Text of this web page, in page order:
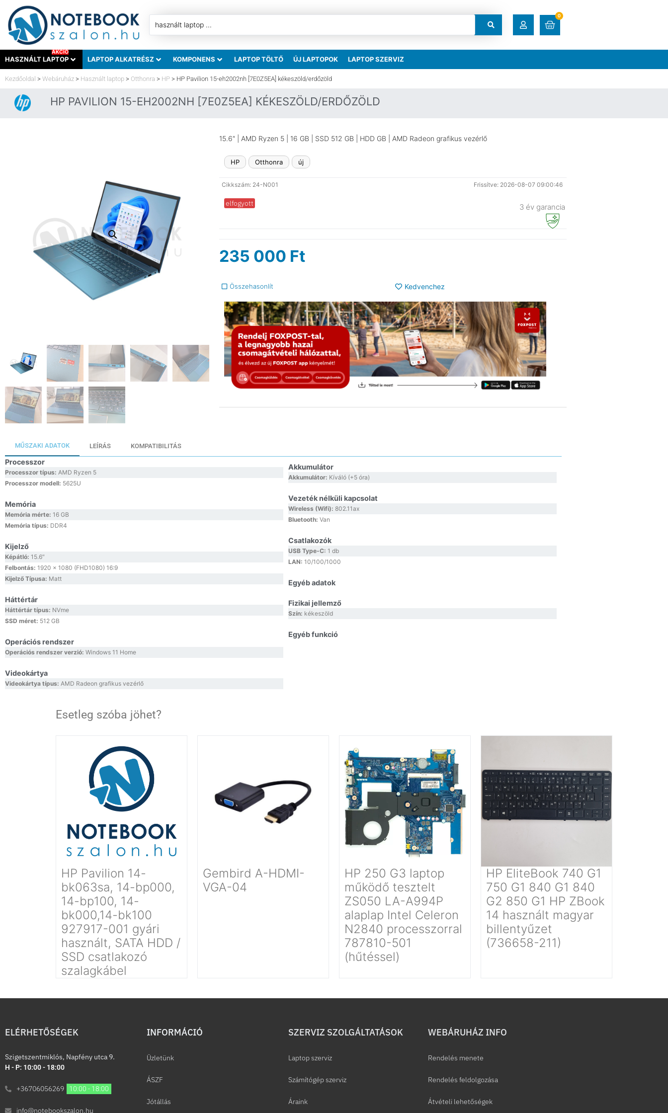
0
HASZNÁLT LAPTOP
AKCIÓ
LAPTOP ALKATRÉSZ KOMPONENS LAPTOP TÖLTŐ ÚJ LAPTOPOK LAPTOP SZERVIZ
Kezdőoldal > Webáruház > Használt laptop > Otthonra > HP > HP Pavilion 15-eh2002nh [7E0Z5EA] kékeszöld/erdőzöld
HP PAVILION 15-EH2002NH [7E0Z5EA] KÉKESZÖLD/ERDŐZÖLD
15.6″ | AMD Ryzen 5 | 16 GB | SSD 512 GB | HDD GB | AMD Radeon grafikus vezérlő
HP Otthonra új
Cikkszám: 24-N001 Frissítve: 2026-08-07 09:00:46
elfogyott 3 év garancia
235 000 Ft
Összehasonlít Kedvenchez
MŰSZAKI ADATOK LEÍRÁS KOMPATIBILITÁS
Processzor
Processzor típus: AMD Ryzen 5
Processzor modell: 5625U
Memória
Memória mérte: 16 GB
Memória típus: DDR4
Kijelző
Képátló: 15.6″
Felbontás: 1920 x 1080 (FHD1080) 16:9
Kijelző Típusa: Matt
Háttértár
Háttértár típus: NVme
SSD méret: 512 GB
Operációs rendszer
Operációs rendszer verzió: Windows 11 Home
Videokártya
Videokártya típus: AMD Radeon grafikus vezérlő
Akkumulátor
Akkumulátor: Kíváló (+5 óra)
Vezeték nélküli kapcsolat
Wireless (Wifi): 802.11ax
Bluetooth: Van
Csatlakozók
USB Type-C: 1 db
LAN: 10/100/1000
Egyéb adatok
Fizikai jellemző
Szín: kékeszöld
Egyéb funkció
Esetleg szóba jöhet?
HP Pavilion 14-
bk063sa, 14-bp000,
14-bp100, 14-
bk000,14-bk100
927917-001 gyári
használt, SATA HDD /
SSD csatlakozó
szalagkábel
Gembird A-HDMI-
VGA-04
HP 250 G3 laptop
működő tesztelt
ZS050 LA-A994P
alaplap Intel Celeron
N2840 processzorral
787810-501
(hűtéssel)
HP EliteBook 740 G1
750 G1 840 G1 840
G2 850 G1 HP ZBook
14 használt magyar
billentyűzet
(736658-211)
ELÉRHETŐSÉGEK
Szigetszentmiklós, Napfény utca 9.
H - P: 10:00 - 18:00
+36706056269 10:00 - 18:00
info@notebookszalon.hu
INFORMÁCIÓ​
Üzletünk
ÁSZF
Jótállás
SZERVIZ SZOLGÁLTATÁSOK
Laptop szerviz
Számítógép szerviz
Áraink
WEBÁRUHÁZ INFO
Rendelés menete
Rendelés feldolgozása
Átvételi lehetőségek